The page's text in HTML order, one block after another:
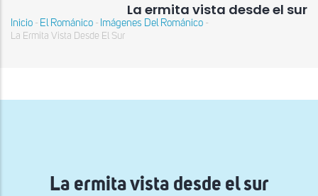
La ermita vista desde el sur
Sobrescribir
ayuda
Inicio - El Románico - Imágenes Del Románico -
La Ermita Vista Desde El Sur
La ermita vista desde el sur